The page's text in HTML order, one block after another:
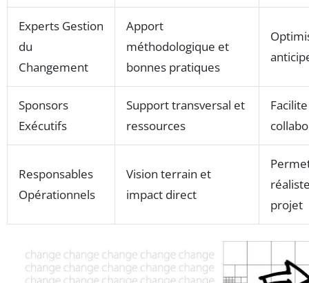
Experts Gestion
du
Changement
Apport
méthodologique et
bonnes pratiques
Sponsors
Exécutifs
Support transversal et
ressources
Responsables
Opérationnels
Vision terrain et
impact direct
projet